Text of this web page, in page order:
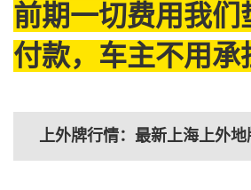
前期一切费用我们
付款，车主不用承
上外牌行情：最新上海上外